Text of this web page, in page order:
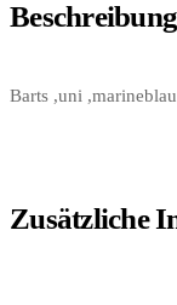
Beschreibung
Barts ,uni ,marineblau
Zusätzliche